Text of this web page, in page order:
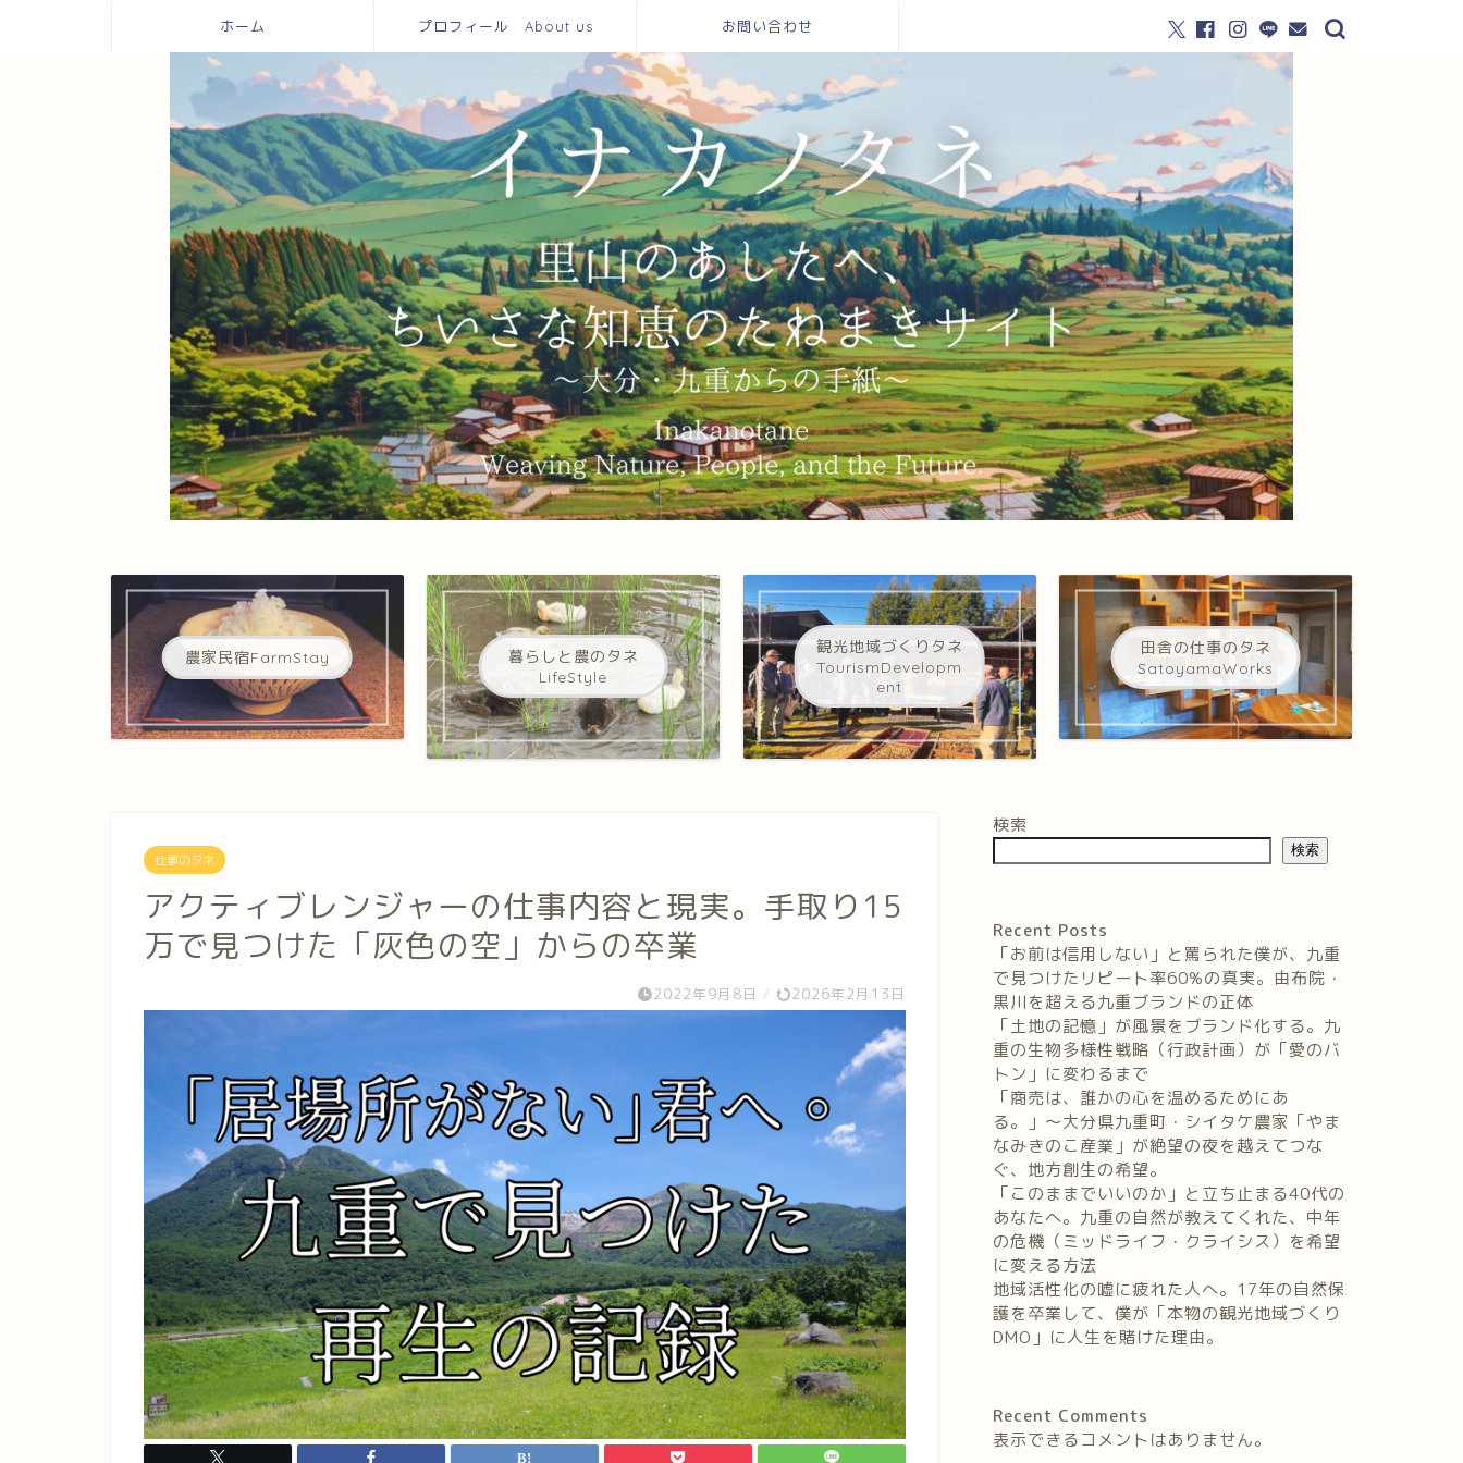
ホーム プロフィール About us お問い合わせ
農家民宿FarmStay
暮らしと農のタネ
LifeStyle
観光地域づくりタネ
TourismDevelopm
ent
田舎の仕事のタネ
SatoyamaWorks
仕事のタネ
アクティブレンジャーの仕事内容と現実。手取り15
万で見つけた「灰色の空」からの卒業
2022年9月8日 / 2026年2月13日
検索
検索
Recent Posts
「お前は信用しない」と罵られた僕が、九重
で見つけたリピート率60%の真実。由布院・
黒川を超える九重ブランドの正体
「土地の記憶」が風景をブランド化する。九
重の生物多様性戦略（行政計画）が「愛のバ
トン」に変わるまで
「商売は、誰かの心を温めるためにあ
る。」〜大分県九重町・シイタケ農家「やま
なみきのこ産業」が絶望の夜を越えてつな
ぐ、地方創生の希望。
「このままでいいのか」と立ち止まる40代の
あなたへ。九重の自然が教えてくれた、中年
の危機（ミッドライフ・クライシス）を希望
に変える方法
地域活性化の嘘に疲れた人へ。17年の自然保
護を卒業して、僕が「本物の観光地域づくり
DMO」に人生を賭けた理由。
Recent Comments
表示できるコメントはありません。